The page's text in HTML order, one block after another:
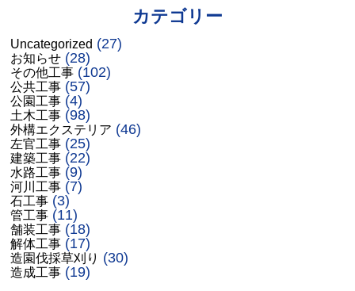
カテゴリー
Uncategorized (27)
お知らせ (28)
その他工事 (102)
公共工事 (57)
公園工事 (4)
土木工事 (98)
外構エクステリア (46)
左官工事 (25)
建築工事 (22)
水路工事 (9)
河川工事 (7)
石工事 (3)
管工事 (11)
舗装工事 (18)
解体工事 (17)
造園伐採草刈り (30)
造成工事 (19)